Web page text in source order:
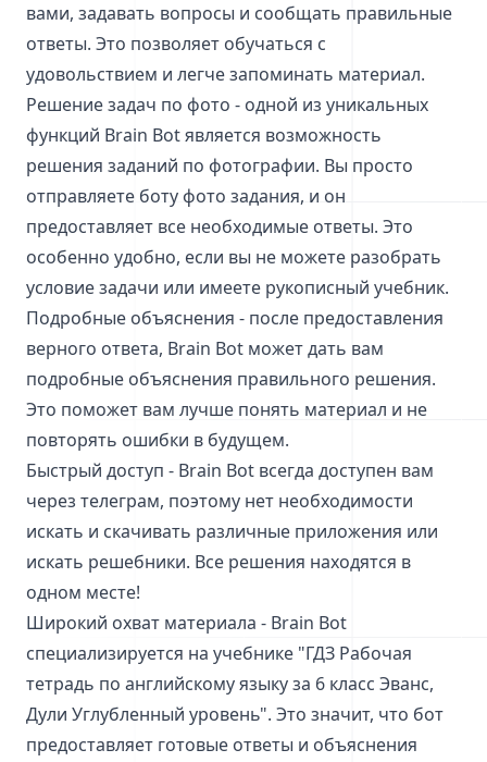
вами, задавать вопросы и сообщать правильные
ответы. Это позволяет обучаться с
удовольствием и легче запоминать материал.
Решение задач по фото - одной из уникальных
функций Brain Bot является возможность
решения заданий по фотографии. Вы просто
отправляете боту фото задания, и он
предоставляет все необходимые ответы. Это
особенно удобно, если вы не можете разобрать
условие задачи или имеете рукописный учебник.
Подробные объяснения - после предоставления
верного ответа, Brain Bot может дать вам
подробные объяснения правильного решения.
Это поможет вам лучше понять материал и не
повторять ошибки в будущем.
Быстрый доступ - Brain Bot всегда доступен вам
через телеграм, поэтому нет необходимости
искать и скачивать различные приложения или
искать решебники. Все решения находятся в
одном месте!
Широкий охват материала - Brain Bot
специализируется на учебнике "ГДЗ Рабочая
тетрадь по английскому языку за 6 класс Эванс,
Дули Углубленный уровень". Это значит, что бот
предоставляет готовые ответы и объяснения